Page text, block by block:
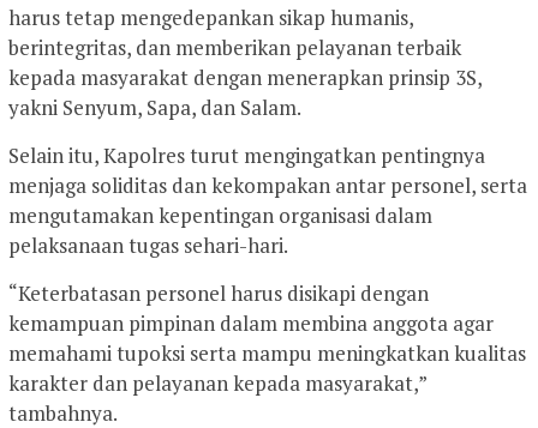
harus tetap mengedepankan sikap humanis,
berintegritas, dan memberikan pelayanan terbaik
kepada masyarakat dengan menerapkan prinsip 3S,
yakni Senyum, Sapa, dan Salam.
Selain itu, Kapolres turut mengingatkan pentingnya
menjaga soliditas dan kekompakan antar personel, serta
mengutamakan kepentingan organisasi dalam
pelaksanaan tugas sehari-hari.
“Keterbatasan personel harus disikapi dengan
kemampuan pimpinan dalam membina anggota agar
memahami tupoksi serta mampu meningkatkan kualitas
karakter dan pelayanan kepada masyarakat,”
tambahnya.